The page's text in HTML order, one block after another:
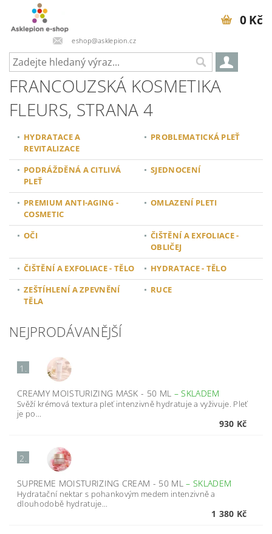
eshop@asklepion.cz
0 Kč
FRANCOUZSKÁ KOSMETIKA
FLEURS, STRANA 4
HYDRATACE A
REVITALIZACE
PROBLEMATICKÁ PLEŤ
PODRÁŽDĚNÁ A CITLIVÁ
PLEŤ
SJEDNOCENÍ
PREMIUM ANTI-AGING -
COSMETIC
OMLAZENÍ PLETI
OČI
ČIŠTĚNÍ A EXFOLIACE -
OBLIČEJ
ČIŠTĚNÍ A EXFOLIACE - TĚLO
HYDRATACE - TĚLO
ZEŠTÍHLENÍ A ZPEVNĚNÍ
TĚLA
RUCE
NEJPRODÁVANĚJŠÍ
1.
CREAMY MOISTURIZING MASK - 50 ML –SKLADEM
Svěží krémová textura pleť intenzivně hydratuje a vyživuje. Pleť
je po...
930 Kč
2.
SUPREME MOISTURIZING CREAM - 50 ML– SKLADEM
Hydratační nektar s pohankovým medem intenzivně a
dlouhodobě hydratuje...
1 380 Kč